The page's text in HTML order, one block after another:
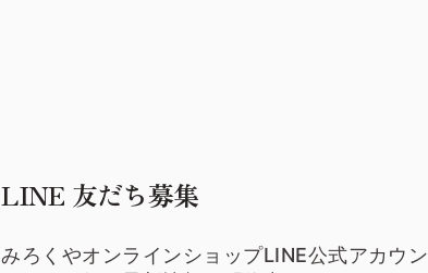
LINE 友だち募集
みろくやオンラインショップLINE公式アカウン